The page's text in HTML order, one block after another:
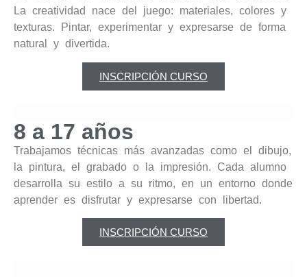
La creatividad nace del juego: materiales, colores y
texturas. Pintar, experimentar y expresarse de forma
natural y divertida.
INSCRIPCIÓN CURSO
8 a 17 años
Trabajamos técnicas más avanzadas como el dibujo,
la pintura, el grabado o la impresión. Cada alumno
desarrolla su estilo a su ritmo, en un entorno donde
aprender es disfrutar y expresarse con libertad.
INSCRIPCIÓN CURSO